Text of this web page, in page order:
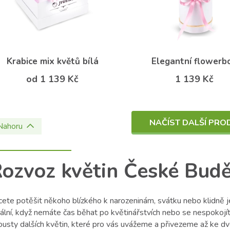
Krabice mix květů bílá
od 1 139 Kč
Elegantní
1 139 Kč
NAČÍST DALŠÍ
květin České
potěšit někoho blízkého k narozeninám, svátku nebo
když nemáte čas běhat po květinářstvích nebo se
dalších květin, které pro vás uvážeme a přivezeme až ke